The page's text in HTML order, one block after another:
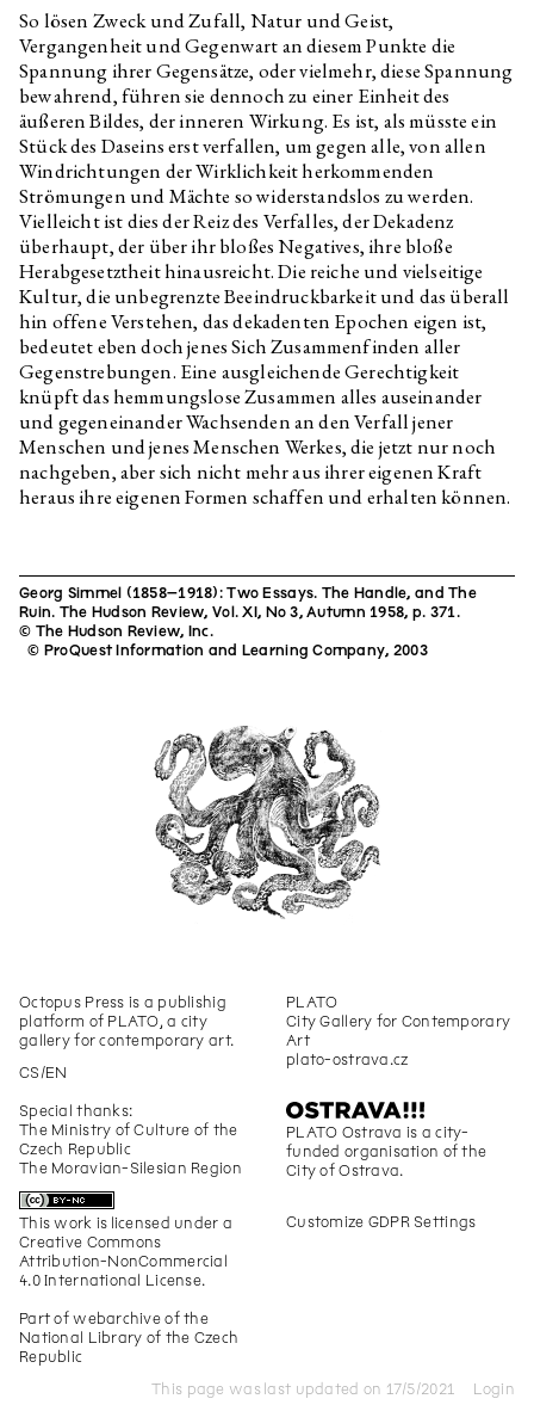
So lösen Zweck und Zufall, Natur und Geist,
Vergangenheit und Gegenwart an diesem Punkte die
Spannung ihrer Gegensätze, oder vielmehr, diese Spannung
bewahrend, führen sie dennoch zu einer Einheit des
äußeren Bildes, der inneren Wirkung. Es ist, als müsste ein
Stück des Daseins erst verfallen, um gegen alle, von allen
Windrichtungen der Wirklichkeit herkommenden
Strömungen und Mächte so widerstandslos zu werden.
Vielleicht ist dies der Reiz des Verfalles, der Dekadenz
überhaupt, der über ihr bloßes Negatives, ihre bloße
Herabgesetztheit hinausreicht. Die reiche und vielseitige
Kultur, die unbegrenzte Beeindruckbarkeit und das überall
hin offene Verstehen, das dekadenten Epochen eigen ist,
bedeutet eben doch jenes Sich Zusammenfinden aller
Gegenstrebungen. Eine ausgleichende Gerechtigkeit
knüpft das hemmungslose Zusammen alles auseinander
und gegeneinander Wachsenden an den Verfall jener
Menschen und jenes Menschen Werkes, die jetzt nur noch
nachgeben, aber sich nicht mehr aus ihrer eigenen Kraft
heraus ihre eigenen Formen schaffen und erhalten können.
Georg Simmel (1858–1918): Two Essays. The Handle, and The
Ruin. The Hudson Review, Vol. XI, No 3, Autumn 1958, p. 371.
© The Hudson Review, Inc.
© ProQuest Information and Learning Company, 2003
Octopus Press is a publishig
platform of PLATO, a city
gallery for contemporary art.
CS EN
PLATO
City Gallery for Contemporary
Art
plato-ostrava.cz
Special thanks:
The Ministry of Culture of the
Czech Republic
The Moravian-Silesian Region
This work is licensed under a
Creative Commons
Attribution-NonCommercial
4.0 International License.
Part ofwebarchive of the
National Library of the Czech
Republic
PLATO Ostrava is a city-
funded organisation of the
City of Ostrava.
Customize GDPR Settings
This page was last updated on 17/5/2021 Login